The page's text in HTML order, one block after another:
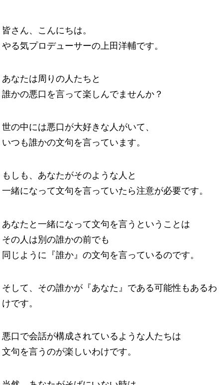
皆さん、こんにちは。
やる気プロデューサーの上田洋輔です。
あなたは周りの人たちと
誰かの悪口を言って楽しんでませんか？
世の中には悪口が大好きな人がいて、
いつも誰かの文句を言っています。
もしも、あなたがそのような人と
一緒になって文句を言っていたら注意が必要です。
あなたと一緒になって文句を言うということは
その人は別の誰かの前でも
同じように『誰か』の文句を言っているのです。
そして、その誰かが『あなた』である可能性もあるわ
けです。
悪口で会話が構成されているような人たちは
文句を言うのが楽しいわけです。